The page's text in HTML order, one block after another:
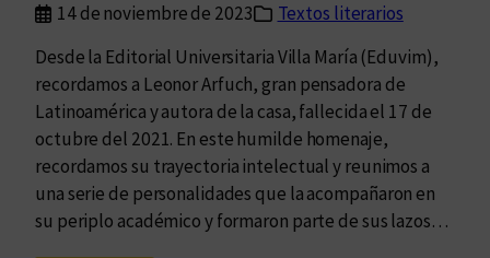
14 de noviembre de 2023
Textos literarios
Desde la Editorial Universitaria Villa María (Eduvim),
recordamos a Leonor Arfuch, gran pensadora de
Latinoamérica y autora de la casa, fallecida el 17 de
octubre del 2021. En este humilde homenaje,
recordamos su trayectoria intelectual y reunimos a
una serie de personalidades que la acompañaron en
su periplo académico y formaron parte de sus lazos…